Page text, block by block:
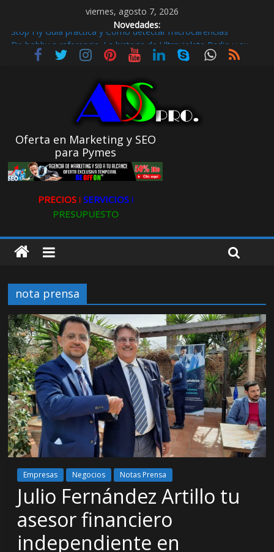
viernes, agosto 7, 2026
Novedades:
Stop Fly Guía práctica y Cómo detectar microcarencias
De hobby a referencia. La historia de Ultravioleta Radio y su
impacto en el mundo digital
Radio Taxi Aljarafe o Descubre el Servicio Esencial de Movilidad
Maximiza la Visibilidad de tu Clínica Dental en Directorios
Oferta en Marketing y SEO
para Pymes
PRECIOS ǀ SERVICIOS ǀ
PRESUPUESTO
nota prensa
Empresas Negocios Notas Prensa
Julio Fernández Artillo tu
asesor financiero
independiente en